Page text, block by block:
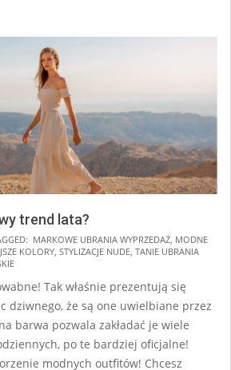
trend lata?
MARKOWE UBRANIA WYPRZEDAŻ MODNE
KOLORY STYLIZACJE NUDE TANIE UBRANIA
Tak właśnie prezentują się
dziwnego, że są one uwielbiane przez
barwa pozwala zakładać je wiele
po te bardziej oficjalne!
modnych outfitów! Chcesz